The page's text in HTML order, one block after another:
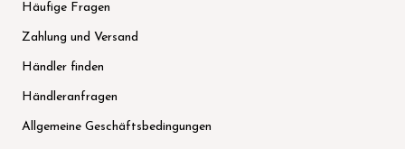
Häufige Fragen
Zahlung und Versand
Händler finden
Händleranfragen
Allgemeine Geschäftsbedingungen